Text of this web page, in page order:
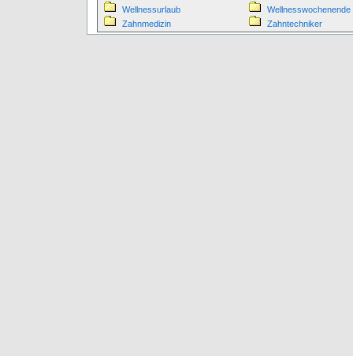
Wellnessurlaub
Wellnesswochenende
Zahnmedizin
Zahntechniker